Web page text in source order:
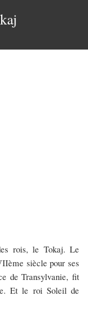
rois, le Tokaj. Le
siècle pour ses
de Transylvanie, fit
Et le roi Soleil de